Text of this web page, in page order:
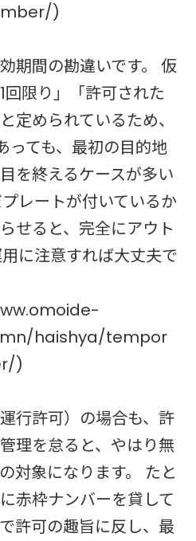
)
期間の勘違いです。 仮
回限り」「許可された
定められているため、
っても、最初の目的地
を終えるケースが多い
レートが付いているか
せると、完全にアウト
に注意すれば大丈夫で
haishya/tempor
)
行許可）の場合も、許
理を怠ると、やはり無
対象になります。 たと
赤枠ナンバーを貸して
許可の趣旨に反し、最